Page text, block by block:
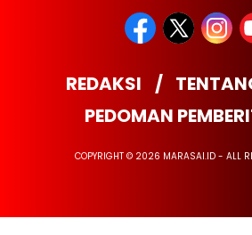
REDAKSI
PEDOMAN
COPYRIGHT © 2026 MARASAI.ID - ALL